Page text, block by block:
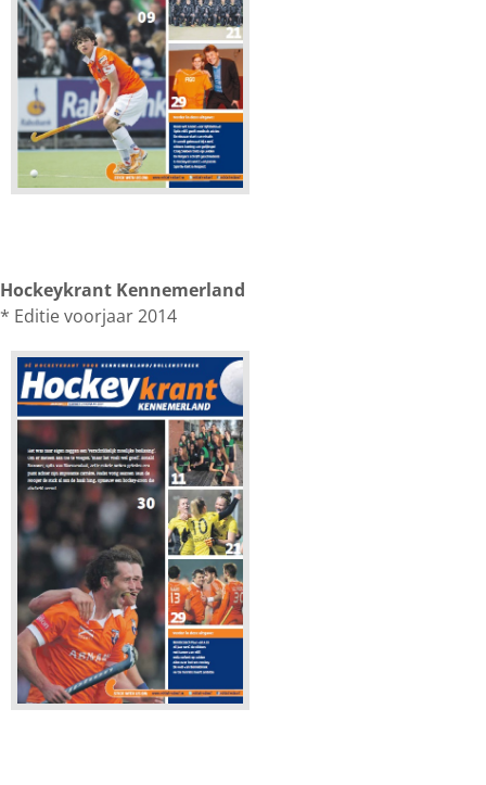
Hockeykrant Kennemerland
* Editie voorjaar 2014